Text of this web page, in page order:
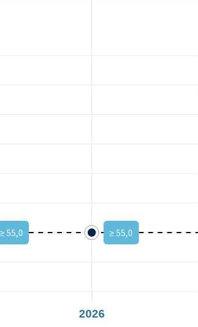
2026
≥ 55,0 ≥ 55,0